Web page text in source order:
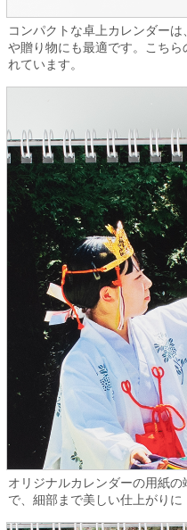
コンパクトな卓上カレンダー
や贈り物にも最適です。こち
れています。
オリジナルカレンダーの用紙の
で、細部まで美しい仕上がりに